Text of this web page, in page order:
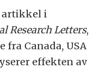
artikkel i
Research Letters,
fra Canada, USA
effekten av